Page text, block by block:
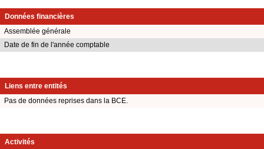
Données financières
Assemblée générale
Date de fin de l'année comptable
Liens entre entités
Pas de données reprises dans la BCE.
Activités